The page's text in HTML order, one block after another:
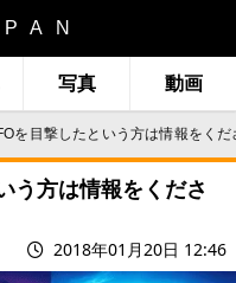
写真 動画
を目撃したという方は情報をくだ
う方は情報をくださ
2018年01月20日 12:46